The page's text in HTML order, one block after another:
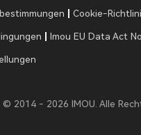
Cookie-
Imou EU Data Act
2014 - 2026 IMOU. Alle